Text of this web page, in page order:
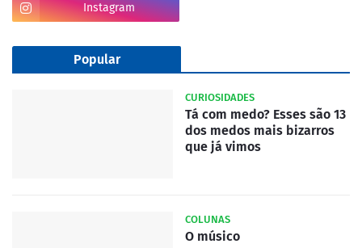
Instagram
Popular
CURIOSIDADES
Tá com medo? Esses são 13
dos medos mais bizarros
que já vimos
COLUNAS
O músico